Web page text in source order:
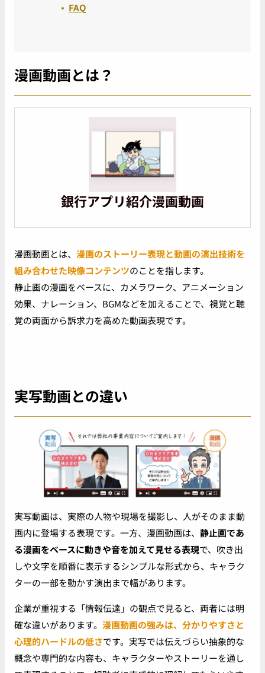
FAQ
漫画動画とは？
銀行アプリ紹介漫画動画
漫画動画とは、 漫画のストーリー表現と動画の演出技術を
組み合わせた映像コンテンツのことを指します。
静止画の漫画をベースに、カメラワーク、アニメーション
効果、ナレーション、BGMなどを加えることで、視覚と聴
覚の両面から訴求力を高めた動画表現です。
実写動画との違い
実写動画は、実際の人物や現場を撮影し、人がそのまま動
画内に登場する表現です。一方、漫画動画は、 静止画であ
る漫画をベースに動きや音を加えて見せる表現で、吹き出
しや文字を順番に表示するシンプルな形式から、キャラク
ターの一部を動かす演出まで幅があります。
企業が重視する「情報伝達」の観点で見ると、両者には明
確な違いがあります。 漫画動画の強みは、分かりやすさと
心理的ハードルの低さです。実写では伝えづらい抽象的な
概念や専門的な内容も、キャラクターやストーリーを通し